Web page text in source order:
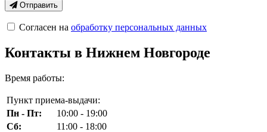
Отправить
Согласен на обработку персональных данных
Контакты в Нижнем Новгороде
Время работы:
Пункт приема-выдачи:
Пн - Пт:
10:00 - 19:00
Сб:
11:00 - 18:00